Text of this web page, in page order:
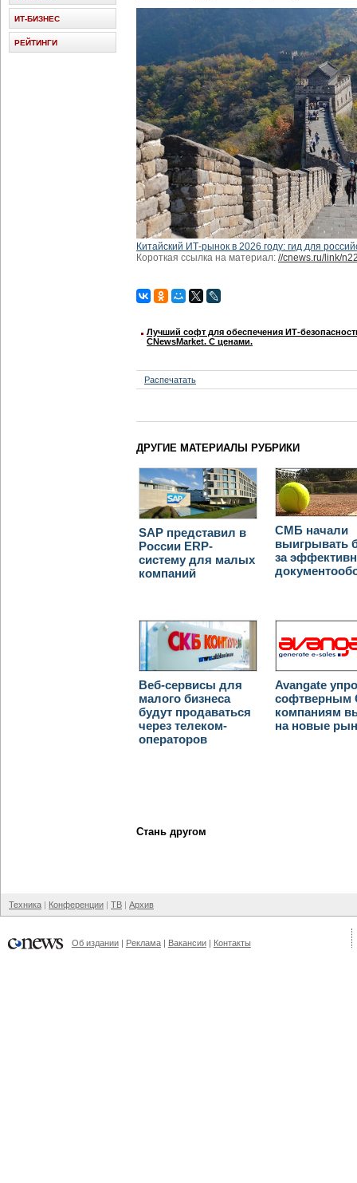
Китайский ИТ-рынок в 2026 году: гид для
Короткая ссылка на материал: //cnews.ru/link/
Лучший софт для обеспечения ИТ-
CNewsMarket. С ценами.
Распечатать
ДРУГИЕ МАТЕРИАЛЫ РУБРИКИ
SAP представил в
России ERP-
систему для малых
компаний
СМБ начали
выигрывать
за
Веб-сервисы для
малого бизнеса
будут продаваться
через телеком-
операторов
Avangate
софтверным
компаниям
на новые
Стань другом
ИТ-БИЗНЕС
РЕЙТИНГИ
Техника Конференции ТВ Архив
Об издании Реклама Вакансии Контакты